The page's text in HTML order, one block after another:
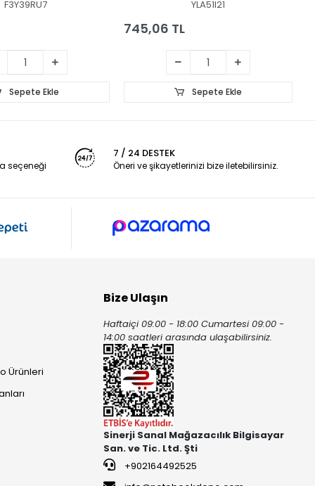
F3Y39RU7
Sepete Ekle
YLA51I21
745,06 TL
Sepete Ekle
seçeneği
7 / 24 DESTEK
Öneri ve şikayetlerinizi bize iletebilirsiniz.
Ürünleri
Bize Ulaşın
Haftaiçi 09:00 - 18:00 Cumartesi 09:00 -
14:00 saatleri arasında ulaşabilirsiniz.
Sinerji Sanal Mağazacılık Bilgisayar
San. ve Tic. Ltd. Şti
+902164492525